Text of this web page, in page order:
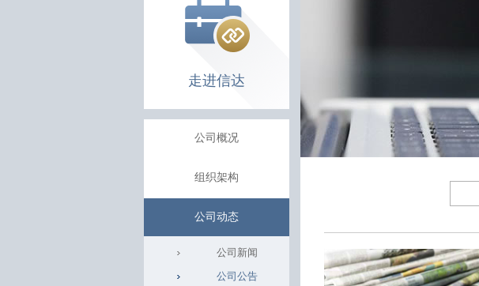
走进信达
公司概况
组织架构
公司动态
公司新闻
公司公告